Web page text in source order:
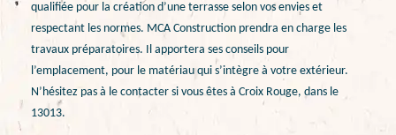
qualifiée pour la création d’une terrasse selon vos envies et
respectant les normes. MCA Construction prendra en charge les
travaux préparatoires. Il apportera ses conseils pour
l’emplacement, pour le matériau qui s’intègre à votre extérieur.
N’hésitez pas à le contacter si vous êtes à Croix Rouge, dans le
13013.